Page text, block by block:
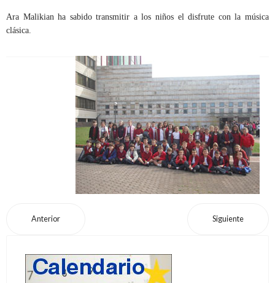
Ara Malikian ha sabido transmitir a los niños el disfrute con la música
clásica.
Anterior Siguiente